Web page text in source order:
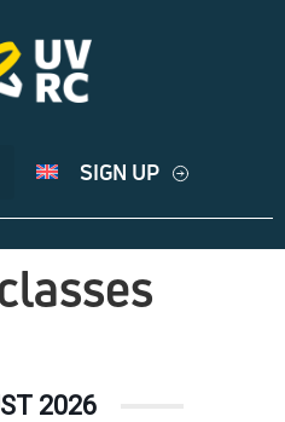
SIGN UP
2026